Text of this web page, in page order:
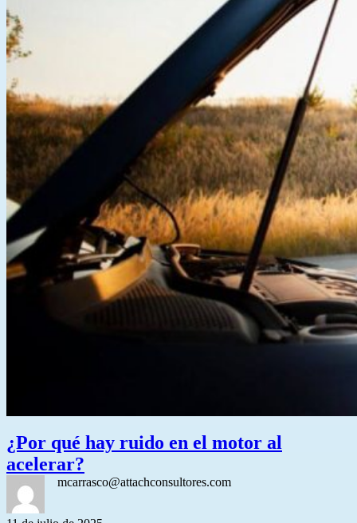
¿Por qué hay ruido en el motor al
acelerar?
mcarrasco@attachconsultores.com